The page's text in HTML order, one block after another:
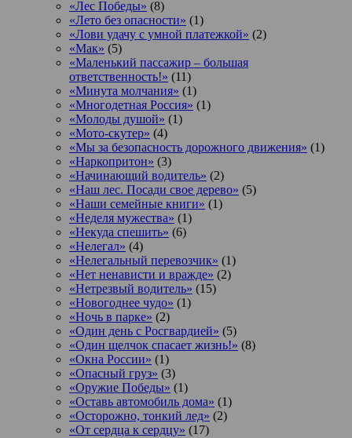
«Лес Победы» (8)
«Лето без опасности» (1)
«Лови удачу с умной платежкой» (2)
«Мак» (5)
«Маленький пассажир – большая
ответственность!» (11)
«Минута молчания» (1)
«Многодетная Россия» (1)
«Молоды душой» (1)
«Мото-скутер» (4)
«Мы за безопасность дорожного движения» (1)
«Наркопритон» (3)
«Начинающий водитель» (2)
«Наш лес. Посади свое дерево» (5)
«Наши семейные книги» (1)
«Неделя мужества» (1)
«Некуда спешить» (6)
«Нелегал» (4)
«Нелегальный перевозчик» (1)
«Нет ненависти и вражде» (2)
«Нетрезвый водитель» (15)
«Новогоднее чудо» (1)
«Ночь в парке» (2)
«Один день с Росгвардией» (5)
«Один щелчок спасает жизнь!» (8)
«Окна России» (1)
«Опасный груз» (3)
«Оружие Победы» (1)
«Оставь автомобиль дома» (1)
«Осторожно, тонкий лед» (2)
«От сердца к сердцу» (17)